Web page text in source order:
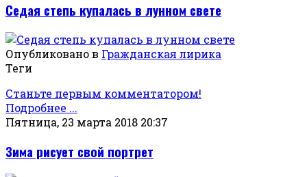
Седая степь купалась в лунном свете
Опубликовано в Гражданская лирика
Теги
Станьте первым комментатором!
Подробнее ...
Пятница, 23 марта 2018 20:37
Зима рисует свой портрет